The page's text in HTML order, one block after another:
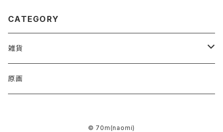
CATEGORY
雑貨
アクリルキーホルダー
原画
© 70m(naomi)